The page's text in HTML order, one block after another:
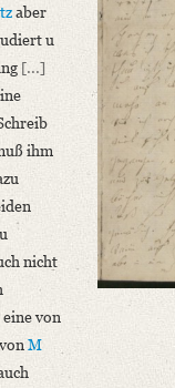
aber
u
[...]
ihm
nicht
von
M